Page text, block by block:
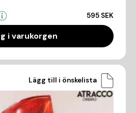
595 SEK
i varukorgen
Lägg till i önskelista